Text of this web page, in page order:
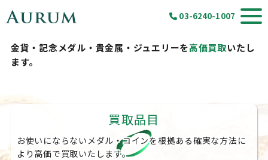
金貨・記念メダル・貴金属・ジュエリーを高価買取いたし
ます。
買取品目
お使いにならないメダル・コインを根拠ある確実な方法に
より高価で買取いたします。
03-6240-1007